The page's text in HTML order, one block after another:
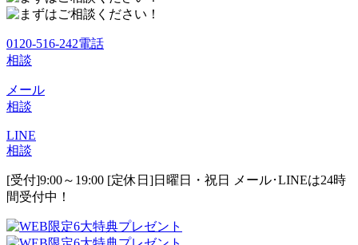
0120-516-242電話
相談
メール
相談
LINE
相談
[受付]9:00～19:00 [定休日]日曜日・祝日
メール･LINEは24時
間受付中！